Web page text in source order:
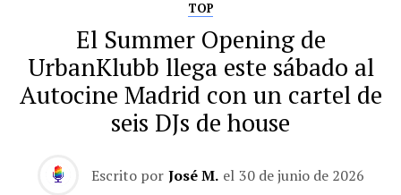
TOP
El Summer Opening de
UrbanKlubb llega este sábado al
Autocine Madrid con un cartel de
seis DJs de house
Escrito por José M. el 30 de junio de 2026